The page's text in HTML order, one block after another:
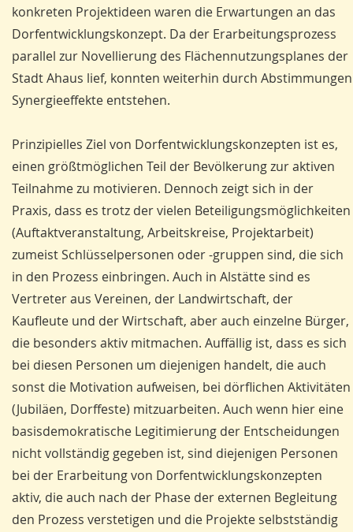
konkreten Projektideen waren die Erwartungen an das
Dorfentwicklungskonzept. Da der Erarbeitungsprozess
parallel zur Novellierung des Flächennutzungsplanes der
Stadt Ahaus lief, konnten weiterhin durch Abstimmungen
Synergieeffekte entstehen.
Prinzipielles Ziel von Dorfentwicklungskonzepten ist es,
einen größtmöglichen Teil der Bevölkerung zur aktiven
Teilnahme zu motivieren. Dennoch zeigt sich in der
Praxis, dass es trotz der vielen Beteiligungsmöglichkeiten
(Auftaktveranstaltung, Arbeitskreise, Projektarbeit)
zumeist Schlüsselpersonen oder -gruppen sind, die sich
in den Prozess einbringen. Auch in Alstätte sind es
Vertreter aus Vereinen, der Landwirtschaft, der
Kaufleute und der Wirtschaft, aber auch einzelne Bürger,
die besonders aktiv mitmachen. Auffällig ist, dass es sich
bei diesen Personen um diejenigen handelt, die auch
sonst die Motivation aufweisen, bei dörflichen Aktivitäten
(Jubiläen, Dorffeste) mitzuarbeiten. Auch wenn hier eine
basisdemokratische Legitimierung der Entscheidungen
nicht vollständig gegeben ist, sind diejenigen Personen
bei der Erarbeitung von Dorfentwicklungskonzepten
aktiv, die auch nach der Phase der externen Begleitung
den Prozess verstetigen und die Projekte selbstständig